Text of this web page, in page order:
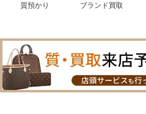
質預かり ブランド買取